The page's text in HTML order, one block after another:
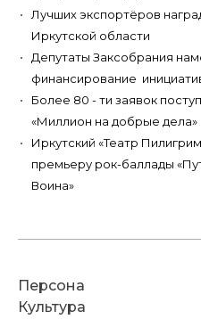
Лучших экспортёров
Иркутской области
Депутаты Заксобрания
финансирование
Более 80 - ти заявок
«Миллион на добрые дела»
Иркутский «Театр
премьеру рок-баллады
Воина»
Персона
Культура